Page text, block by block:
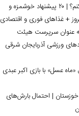
ناهار چی درست کنم؟ | ۲۰ پیشنهاد خوشمزه و
+ غذاهای فوری و اقتصادی
عنوان سرپرست هیئت
ورزشی آذربایجان شرقی
عسل» با بازی اکبر عبدی
در خوزستان | احتمال بارش‌های